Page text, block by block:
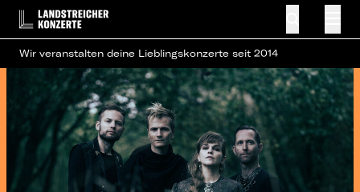
Wir veranstalten deine Lieblingskonzerte seit 2014